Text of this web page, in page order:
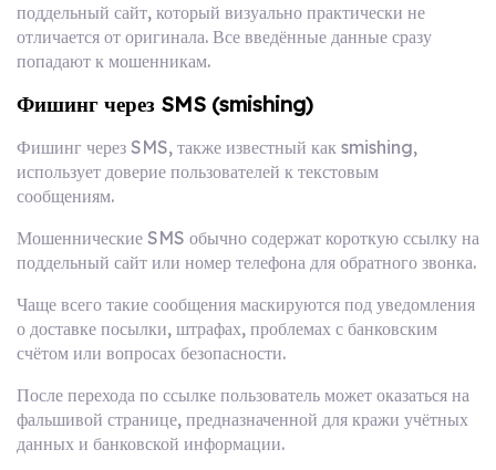
поддельный сайт, который визуально практически не
отличается от оригинала. Все введённые данные сразу
попадают к мошенникам.
Фишинг через SMS (smishing)
Фишинг через SMS, также известный как smishing,
использует доверие пользователей к текстовым
сообщениям.
Мошеннические SMS обычно содержат короткую ссылку на
поддельный сайт или номер телефона для обратного звонка.
Чаще всего такие сообщения маскируются под уведомления
о доставке посылки, штрафах, проблемах с банковским
счётом или вопросах безопасности.
После перехода по ссылке пользователь может оказаться на
фальшивой странице, предназначенной для кражи учётных
данных и банковской информации.